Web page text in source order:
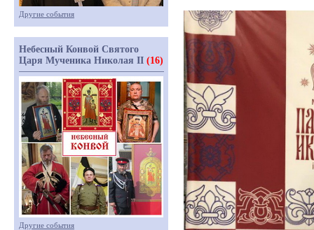
Другие события
Небесный Конвой Святого
Царя Мученика Николая II (16)
Другие события